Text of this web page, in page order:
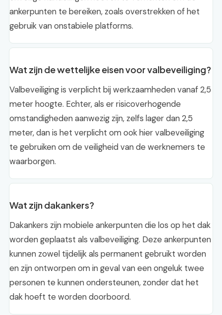
ankerpunten te bereiken, zoals overstrekken of het
gebruik van onstabiele platforms.
Wat zijn de wettelijke eisen voor valbeveiliging?
Valbeveiliging is verplicht bij werkzaamheden vanaf 2,5
meter hoogte. Echter, als er risicoverhogende
omstandigheden aanwezig zijn, zelfs lager dan 2,5
meter, dan is het verplicht om ook hier valbeveiliging
te gebruiken om de veiligheid van de werknemers te
waarborgen.
Wat zijn dakankers?
Dakankers zijn mobiele ankerpunten die los op het dak
worden geplaatst als valbeveiliging. Deze ankerpunten
kunnen zowel tijdelijk als permanent gebruikt worden
en zijn ontworpen om in geval van een ongeluk twee
personen te kunnen ondersteunen, zonder dat het
dak hoeft te worden doorboord.